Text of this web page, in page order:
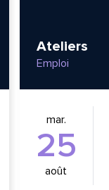
Ateliers
Emploi
mar.
25
août